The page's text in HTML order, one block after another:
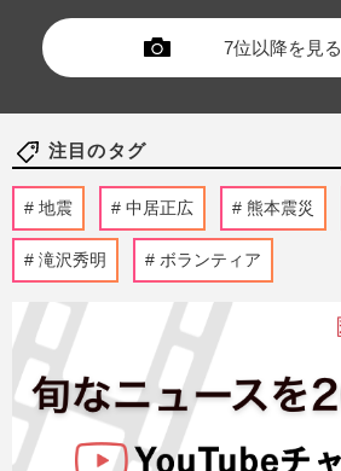
7位以降を見る
注目のタグ
地震 中居正広 熊本震災
滝沢秀明 ボランティア